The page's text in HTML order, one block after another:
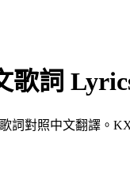
歌詞
詞對照中文翻譯。